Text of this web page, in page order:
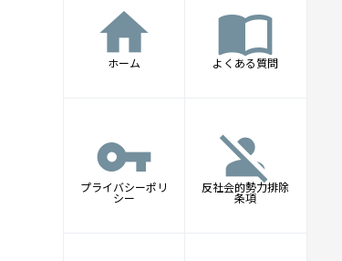
home
ホーム
import_contacts
よくある質問
vpn_key
プライバシーポリ
シー
person_off
反社会的勢力排除
条項